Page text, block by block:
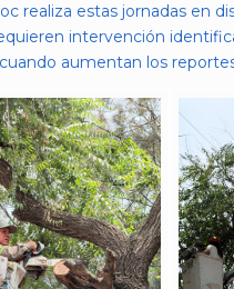
realiza estas jornadas en
intervención
aumentan los